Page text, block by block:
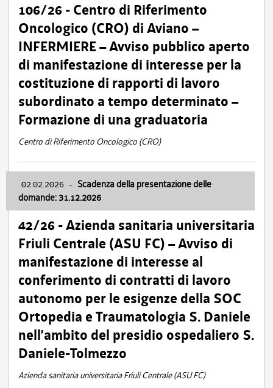
106/26 - Centro di Riferimento
Oncologico (CRO) di Aviano –
INFERMIERE – Avviso pubblico aperto
di manifestazione di interesse per la
costituzione di rapporti di lavoro
subordinato a tempo determinato –
Formazione di una graduatoria
Centro di Riferimento Oncologico (CRO)
02.02.2026 - Scadenza della presentazione delle
domande: 31.12.2026
42/26 - Azienda sanitaria universitaria
Friuli Centrale (ASU FC) – Avviso di
manifestazione di interesse al
conferimento di contratti di lavoro
autonomo per le esigenze della SOC
Ortopedia e Traumatologia S. Daniele
nell’ambito del presidio ospedaliero S.
Daniele-Tolmezzo
Azienda sanitaria universitaria Friuli Centrale (ASU FC)